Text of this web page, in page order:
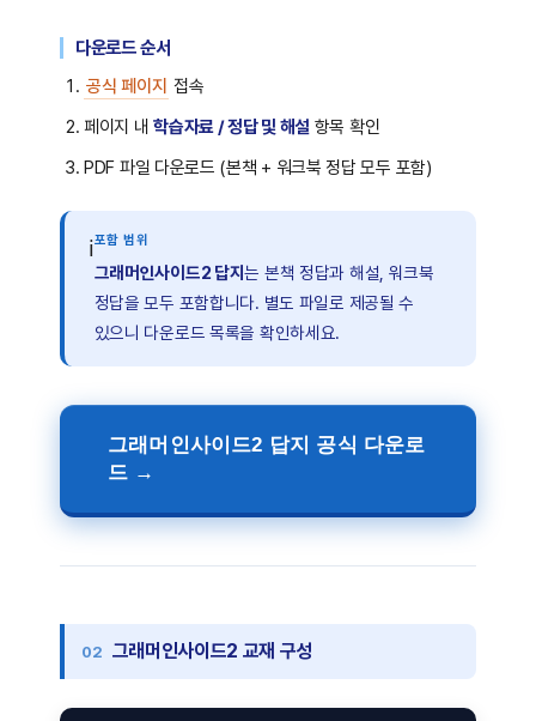
다운로드 순서
공식 페이지 접속
페이지 내학습자료 / 정답 및 해설 항목 확인
PDF 파일 다운로드 (본책 + 워크북 정답 모두 포함)
ℹ포함 범위
그래머인사이드2 답지는 본책 정답과 해설, 워크북
정답을 모두 포함합니다. 별도 파일로 제공될 수
있으니 다운로드 목록을 확인하세요.
그래머인사이드2 답지 공식 다운로
드 →
그래머인사이드2 교재 구성